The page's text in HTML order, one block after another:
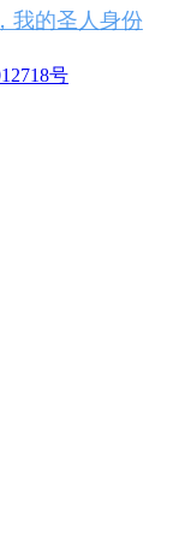
我的圣人身份
号